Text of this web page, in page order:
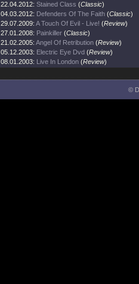
22.04.2012: Stained Class (Classic)
04.03.2012: Defenders Of The Faith (Classic)
29.07.2009: A Touch Of Evil - Live! (Review)
27.01.2008: Painkiller (Classic)
21.02.2005: Angel Of Retribution (Review)
05.12.2003: Electric Eye Dvd (Review)
08.01.2003: Live In London (Review)
©